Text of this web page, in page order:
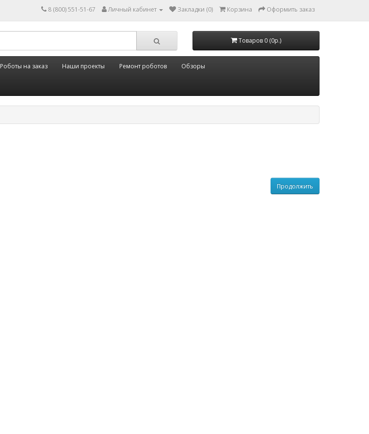
8 (800) 551-51-67 Личный кабинет Закладки (0) Корзина Оформить заказ
Товаров 0 (0р.)
Роботы на заказ Наши проекты Ремонт роботов Обзоры
Продолжить